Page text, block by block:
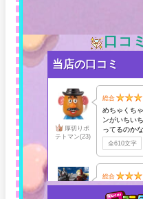
口コ
当店の口コミ